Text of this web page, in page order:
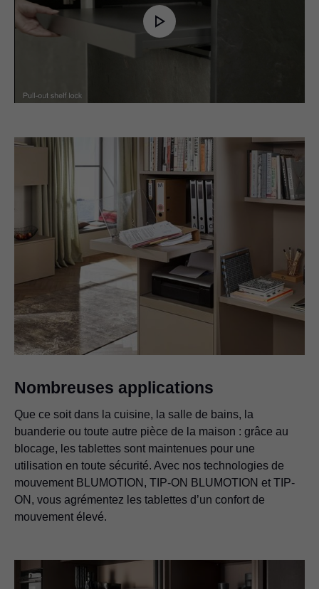
Play
Nombreuses applications
Que ce soit dans la cuisine, la salle de bains, la
buanderie ou toute autre pièce de la maison : grâce au
blocage, les tablettes sont maintenues pour une
utilisation en toute sécurité. Avec nos technologies de
mouvement BLUMOTION, TIP-ON BLUMOTION et TIP-
ON, vous agrémentez les tablettes d’un confort de
mouvement élevé.